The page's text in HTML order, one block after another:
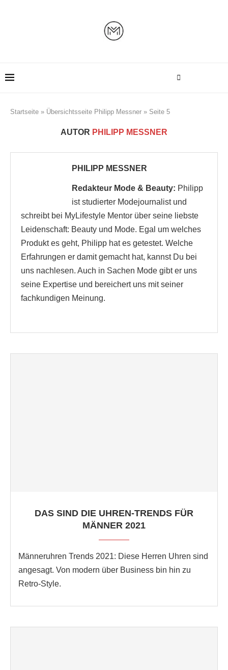
Startseite » Übersichtsseite Philipp Messner » Seite 5
AUTOR PHILIPP MESSNER
PHILIPP MESSNER
Redakteur Mode & Beauty: Philipp
ist studierter Modejournalist und
schreibt bei MyLifestyle Mentor über seine liebste
Leidenschaft: Beauty und Mode. Egal um welches
Produkt es geht, Philipp hat es getestet. Welche
Erfahrungen er damit gemacht hat, kannst Du bei
uns nachlesen. Auch in Sachen Mode gibt er uns
seine Expertise und bereichert uns mit seiner
fachkundigen Meinung.
DAS SIND DIE UHREN-TRENDS FÜR
MÄNNER 2021
Männeruhren Trends 2021: Diese Herren Uhren sind
angesagt. Von modern über Business bin hin zu
Retro-Style.